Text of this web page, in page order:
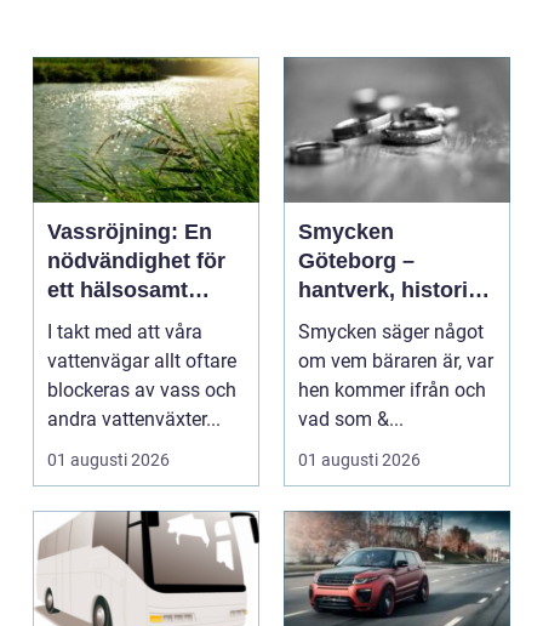
Vassröjning: En
nödvändighet för
ett hälsosamt
vattenlandskap
I takt med att våra
vattenvägar allt oftare
blockeras av vass och
andra vattenväxter...
01 augusti 2026
Smycken
Göteborg –
hantverk, historia
och personligt
uttryck
Smycken säger något
om vem bäraren är, var
hen kommer ifrån och
vad som &...
01 augusti 2026